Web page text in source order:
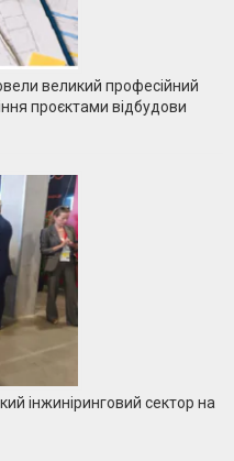
великий професійний
проєктами відбудови
інжиніринговий сектор на